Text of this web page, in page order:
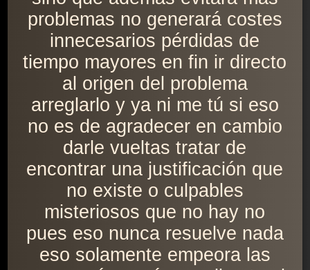
problemas no generará costes
innecesarios pérdidas de
tiempo mayores en fin ir directo
al origen del problema
arreglarlo y ya ni me tú si eso
no es de agradecer en cambio
darle vueltas tratar de
encontrar una justificación que
no existe o culpables
misteriosos que no hay no
pues eso nunca resuelve nada
eso solamente empeora las